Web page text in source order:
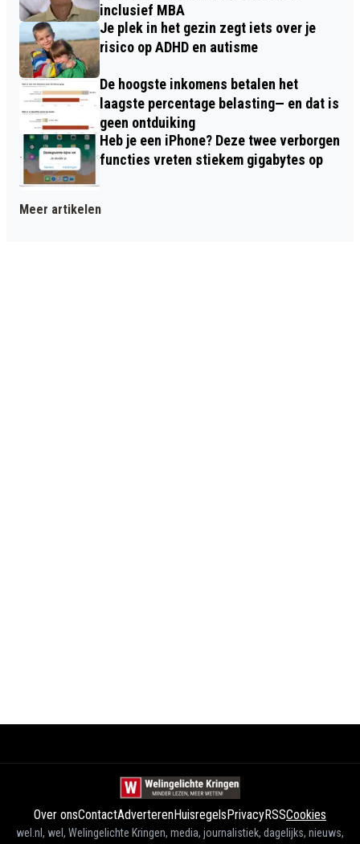
inclusief MBA
Je plek in het gezin zegt iets over je
risico op ADHD en autisme
De hoogste inkomens betalen het
laagste percentage belasting— en dat is
geen ontduiking
Heb je een iPhone? Deze twee verborgen
functies vreten stiekem gigabytes op
Meer artikelen
Over onsContactAdverterenHuisregelsPrivacyRSSCookies
wel.nl, wel, Welingelichte Kringen, media, journalistiek, dagelijks, nieuws,